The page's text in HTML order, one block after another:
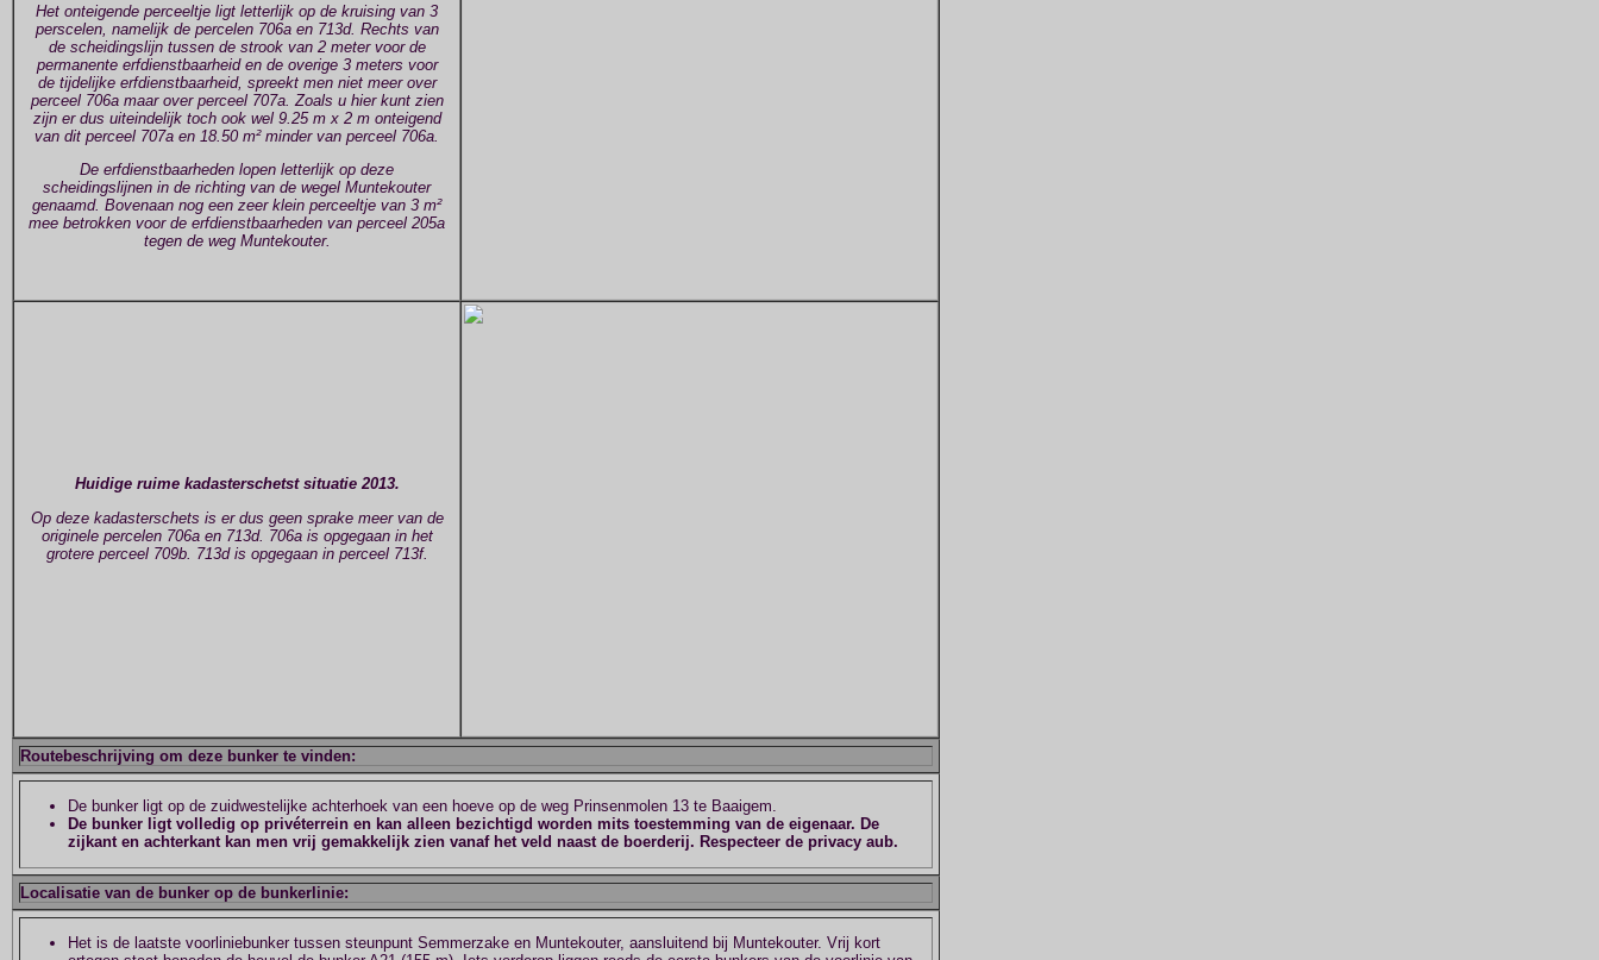
Het onteigende perceeltje ligt letterlijk op de kruising van 3
perscelen, namelijk de percelen 706a en 713d. Rechts van
de scheidingslijn tussen de strook van 2 meter voor de
permanente erfdienstbaarheid en de overige 3 meters voor
de tijdelijke erfdienstbaarheid, spreekt men niet meer over
perceel 706a maar over perceel 707a. Zoals u hier kunt zien
zijn er dus uiteindelijk toch ook wel 9.25 m x 2 m onteigend
van dit perceel 707a en 18.50 m² minder van perceel 706a.
De erfdienstbaarheden lopen letterlijk op deze
scheidingslijnen in de richting van de wegel Muntekouter
genaamd. Bovenaan nog een zeer klein perceeltje van 3 m²
mee betrokken voor de erfdienstbaarheden van perceel 205a
tegen de weg Muntekouter.
Huidige ruime kadasterschetst situatie 2013.
Op deze kadasterschets is er dus geen sprake meer van de
originele percelen 706a en 713d. 706a is opgegaan in het
grotere perceel 709b. 713d is opgegaan in perceel 713f.
Routebeschrijving om deze bunker te vinden:
De bunker ligt op de zuidwestelijke achterhoek van een hoeve op de weg Prinsenmolen 13 te Baaigem.
De bunker ligt volledig op privéterrein en kan alleen bezichtigd worden mits toestemming van de eigenaar. De
zijkant en achterkant kan men vrij gemakkelijk zien vanaf het veld naast de boerderij. Respecteer de privacy aub.
Localisatie van de bunker op de bunkerlinie:
Het is de laatste voorliniebunker tussen steunpunt Semmerzake en Muntekouter, aansluitend bij Muntekouter. Vrij kort